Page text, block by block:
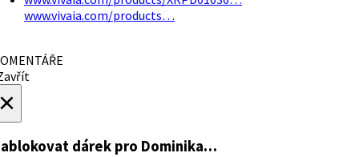
www.vivaia.com/products…
dárek pro Dominika…